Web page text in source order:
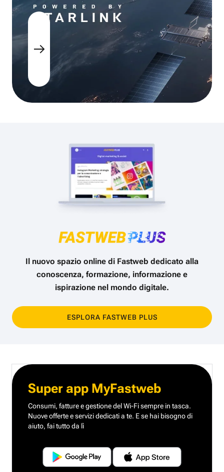
Il nuovo spazio online di Fastweb dedicato alla
conoscenza, formazione, informazione e
ispirazione nel mondo digitale.
ESPLORA FASTWEB PLUS
Super app MyFastweb
Consumi, fatture e gestione del Wi-Fi sempre in tasca.
Nuove offerte e servizi dedicati a te. E se hai bisogno di
aiuto, fai tutto da lì